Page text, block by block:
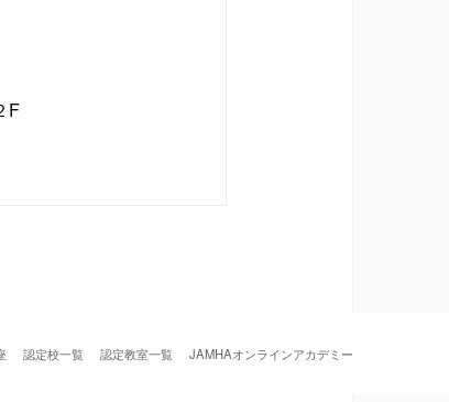
認定校一覧 認定教室一覧 JAMHAオンラインアカデミー
F